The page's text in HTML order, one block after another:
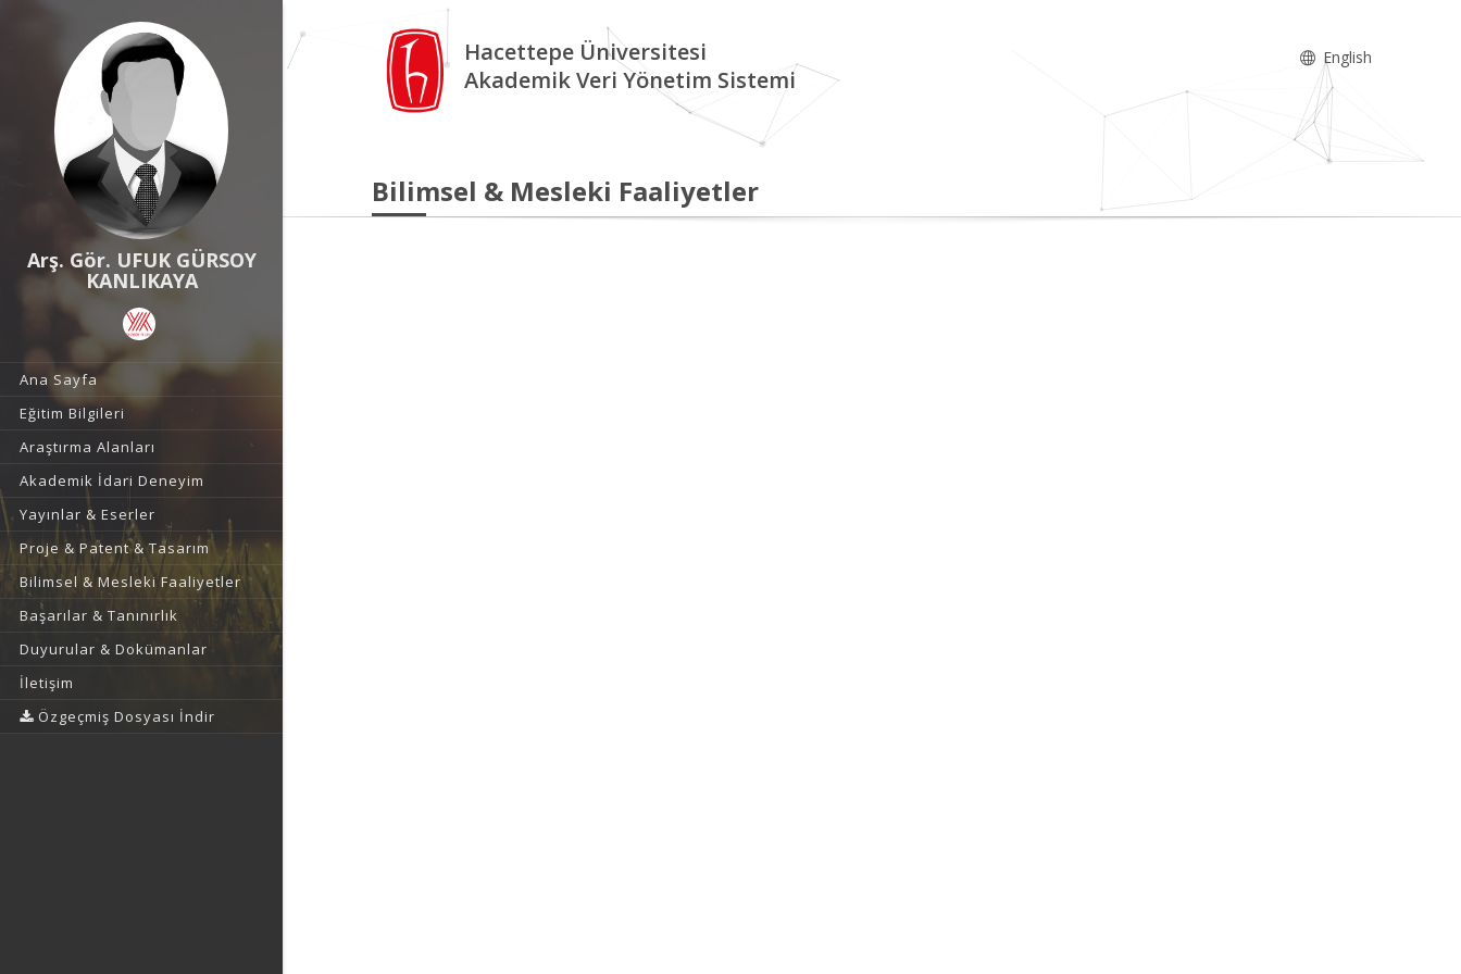
Arş. Gör. UFUK GÜRSOY
KANLIKAYA
Ana Sayfa
Eğitim Bilgileri
Araştırma Alanları
Akademik İdari Deneyim
Yayınlar & Eserler
Proje & Patent & Tasarım
Bilimsel & Mesleki Faaliyetler
Başarılar & Tanınırlık
Duyurular & Dokümanlar
İletişim
Özgeçmiş Dosyası İndir
Hacettepe Üniversitesi
Akademik Veri Yönetim Sistemi
English
Bilimsel & Mesleki Faaliyetler